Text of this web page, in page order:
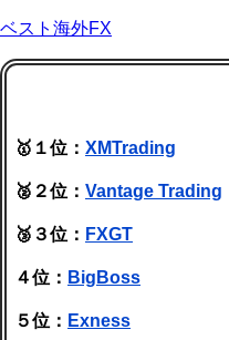
ベスト海外FX
🥇１位： XMTrading
🥈２位： Vantage Trading
🥉３位： FXGT
４位： BigBoss
５位： Exness